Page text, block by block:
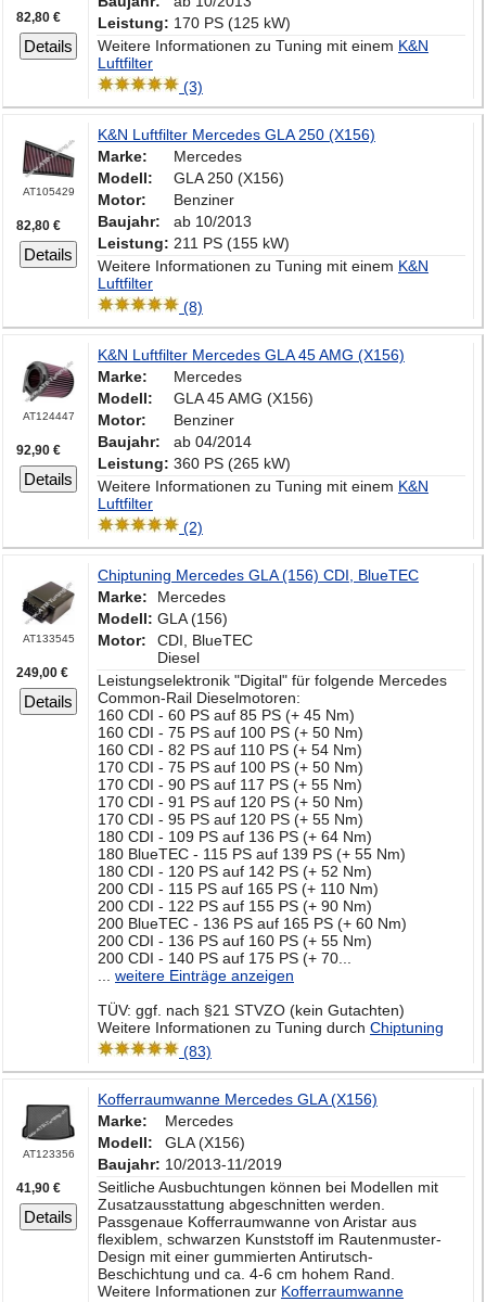
82,80 €
Details
Leistung: 170 PS (125 kW)
Weitere Informationen zu Tuning mit einem K&N
Luftfilter
(3)
AT105429
82,80 €
Details
K&N Luftfilter Mercedes GLA 250 (X156)
Marke:
Mercedes
Modell:
GLA 250 (X156)
Motor:
Benziner
Baujahr:
ab 10/2013
Leistung: 211 PS (155 kW)
Weitere Informationen zu Tuning mit einem K&N
Luftfilter
(8)
AT124447
92,90 €
Details
K&N Luftfilter Mercedes GLA 45 AMG (X156)
Marke:
Mercedes
Modell:
GLA 45 AMG (X156)
Motor:
Benziner
Baujahr:
ab 04/2014
Leistung: 360 PS (265 kW)
Weitere Informationen zu Tuning mit einem K&N
Luftfilter
(2)
AT133545
249,00 €
Details
Chiptuning Mercedes GLA (156) CDI, BlueTEC
Marke:
Mercedes
Modell: GLA (156)
Motor:
CDI, BlueTEC
Diesel
Leistungselektronik "Digital" für folgende Mercedes
Common-Rail Dieselmotoren:
160 CDI - 60 PS auf 85 PS (+ 45 Nm)
160 CDI - 75 PS auf 100 PS (+ 50 Nm)
160 CDI - 82 PS auf 110 PS (+ 54 Nm)
170 CDI - 75 PS auf 100 PS (+ 50 Nm)
170 CDI - 90 PS auf 117 PS (+ 55 Nm)
170 CDI - 91 PS auf 120 PS (+ 50 Nm)
170 CDI - 95 PS auf 120 PS (+ 55 Nm)
180 CDI - 109 PS auf 136 PS (+ 64 Nm)
180 BlueTEC - 115 PS auf 139 PS (+ 55 Nm)
180 CDI - 120 PS auf 142 PS (+ 52 Nm)
200 CDI - 115 PS auf 165 PS (+ 110 Nm)
200 CDI - 122 PS auf 155 PS (+ 90 Nm)
200 BlueTEC - 136 PS auf 165 PS (+ 60 Nm)
200 CDI - 136 PS auf 160 PS (+ 55 Nm)
200 CDI - 140 PS auf 175 PS (+ 70...
... weitere Einträge anzeigen
TÜV: ggf. nach §21 STVZO (kein Gutachten)
Weitere Informationen zu Tuning durch Chiptuning
(83)
AT123356
41,90 €
Details
Kofferraumwanne Mercedes GLA (X156)
Marke:
Mercedes
Modell:
GLA (X156)
Baujahr: 10/2013-11/2019
Seitliche Ausbuchtungen können bei Modellen mit
Zusatzausstattung abgeschnitten werden.
Passgenaue Kofferraumwanne von Aristar aus
flexiblem, schwarzen Kunststoff im Rautenmuster-
Design mit einer gummierten Antirutsch-
Beschichtung und ca. 4-6 cm hohem Rand.
Weitere Informationen zur Kofferraumwanne